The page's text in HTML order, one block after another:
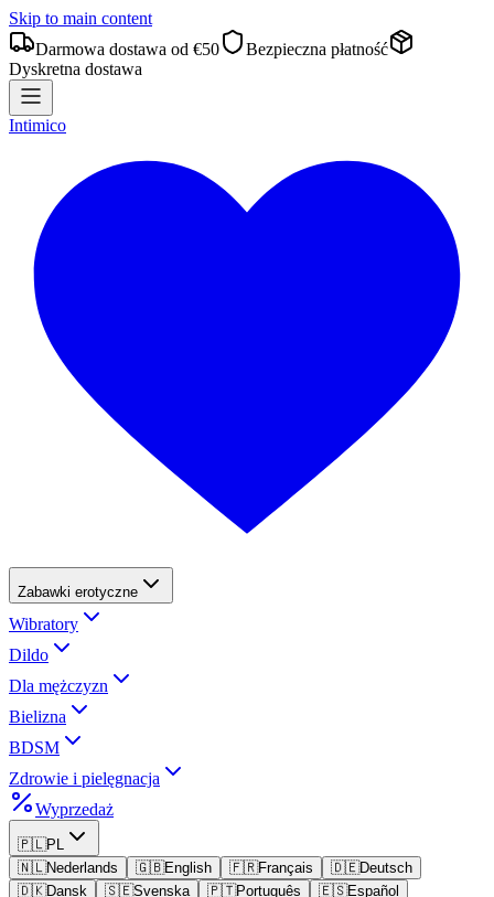
Skip to main content
Darmowa dostawa od €50
Bezpieczna płatność
Dyskretna dostawa
Intimico
Zabawki erotyczne
Wibratory
Dildo
Dla mężczyzn
Bielizna
BDSM
Zdrowie i pielęgnacja
Wyprzedaż
🇵🇱PL
🇳🇱Nederlands 🇬🇧English 🇫🇷Français 🇩🇪Deutsch
🇩🇰Dansk 🇸🇪Svenska 🇵🇹Português 🇪🇸Español